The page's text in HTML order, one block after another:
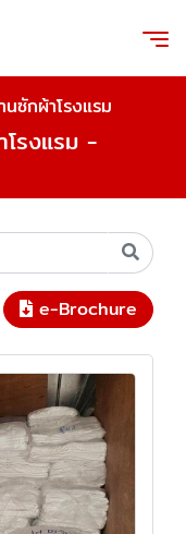
นซักผ้าโรงแรม
โรงแรม -
e-Brochure